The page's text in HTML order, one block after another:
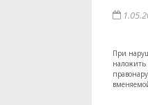
При
наложить